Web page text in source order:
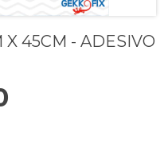
X 45CM - ADESIVO